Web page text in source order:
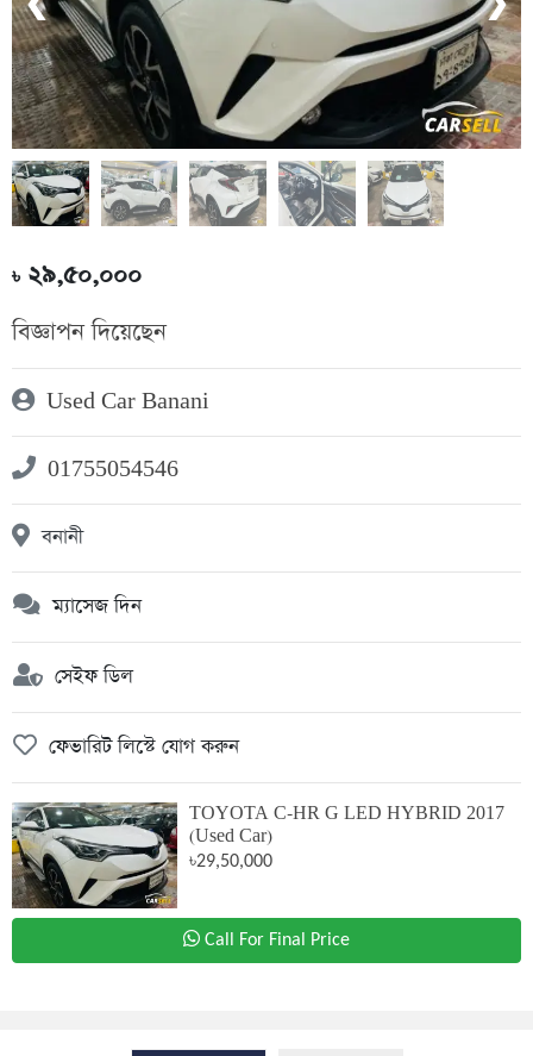
৳২৯,৫০,০০০
বিজ্ঞাপন দিয়েছেন
Used Car Banani
01755054546
বনানী
ম্যাসেজ দিন
সেইফ ডিল
ফেভারিট লিস্টে যোগ করুন
TOYOTA C-HR G LED HYBRID 2017
(Used Car)
৳29,50,000
Call For Final Price